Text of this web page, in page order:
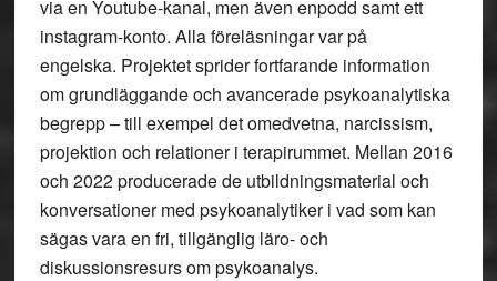
via en Youtube-kanal, men även enpodd samt ett
instagram-konto. Alla föreläsningar var på
engelska. Projektet sprider fortfarande information
om grundläggande och avancerade psykoanalytiska
begrepp – till exempel det omedvetna, narcissism,
projektion och relationer i terapirummet. Mellan 2016
och 2022 producerade de utbildningsmaterial och
konversationer med psykoanalytiker i vad som kan
sägas vara en fri, tillgänglig läro- och
diskussionsresurs om psykoanalys.